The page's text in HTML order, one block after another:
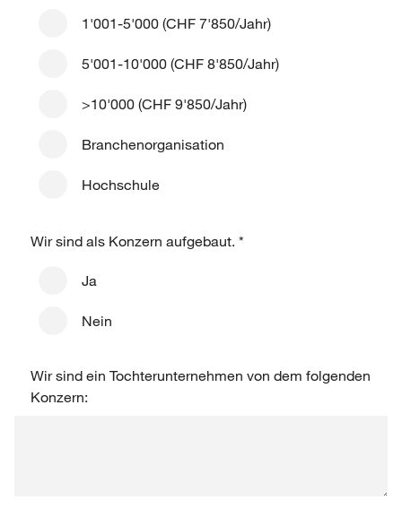
1'001-5'000 (CHF 7'850/Jahr)
5'001-10'000 (CHF 8'850/Jahr)
>10'000 (CHF 9'850/Jahr)
Branchenorganisation
Hochschule
Wir sind als Konzern aufgebaut. *
Ja
Nein
Wir sind ein Tochterunternehmen von dem folgenden
Konzern: